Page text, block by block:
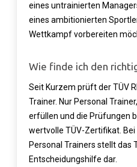
eines untrainierten
eines ambitionierten
Wettkampf vorbereiten
Wie finde ich den
Seit Kurzem prüft der TÜV
Trainer. Nur Personal
erfüllen und die Prüfungen
wertvolle TÜV-Zertifikat.
Personal Trainers stellt das
Entscheidungshilfe dar.